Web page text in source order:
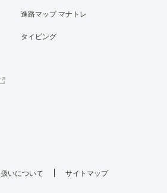
進路マップ マナトレ
タイピング
いについて サイトマップ